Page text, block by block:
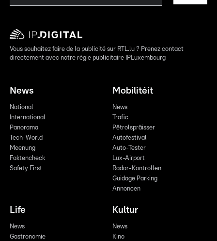
Vous souhaitez faire de la publicité sur RTL.lu ? Prenez contact
directement avec notre régie publicitaire IPLuxembourg
News
National
International
Panorama
Tech-World
Meenung
Faktencheck
Safety First
Mobilitéit
News
Trafic
Pëtrolspräisser
Autofestival
Auto-Tester
Lux-Airport
Radar-Kontrollen
Guidage Parking
Annoncen
Life
News
Gastronomie
Kultur
News
Kino